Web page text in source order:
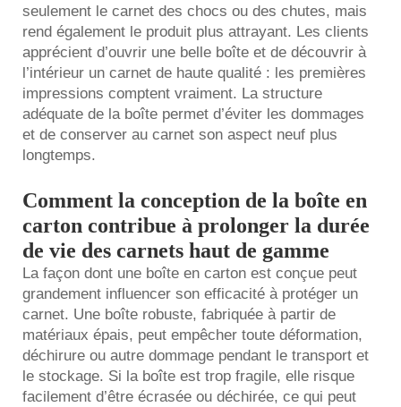
seulement le carnet des chocs ou des chutes, mais
rend également le produit plus attrayant. Les clients
apprécient d’ouvrir une belle boîte et de découvrir à
l’intérieur un carnet de haute qualité : les premières
impressions comptent vraiment. La structure
adéquate de la boîte permet d’éviter les dommages
et de conserver au carnet son aspect neuf plus
longtemps.
Comment la conception de la boîte en
carton contribue à prolonger la durée
de vie des carnets haut de gamme
La façon dont une boîte en carton est conçue peut
grandement influencer son efficacité à protéger un
carnet. Une boîte robuste, fabriquée à partir de
matériaux épais, peut empêcher toute déformation,
déchirure ou autre dommage pendant le transport et
le stockage. Si la boîte est trop fragile, elle risque
facilement d’être écrasée ou déchirée, ce qui peut